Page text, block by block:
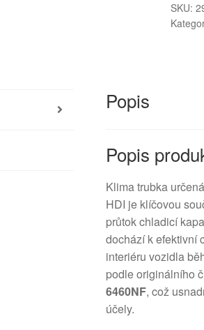
SKU:
Popis
Popis
Klima trubka
HDI je klíčovou
průtok chladicí
dochází k efektivní
interiéru vozidla
podle originálního
6460NF, což
účely.